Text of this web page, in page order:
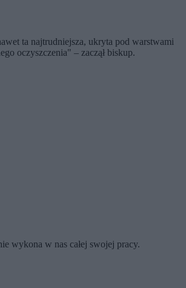
ta najtrudniejsza, ukryta pod warstwami
oczyszczenia" – zaczął biskup.
wykona w nas całej swojej pracy.